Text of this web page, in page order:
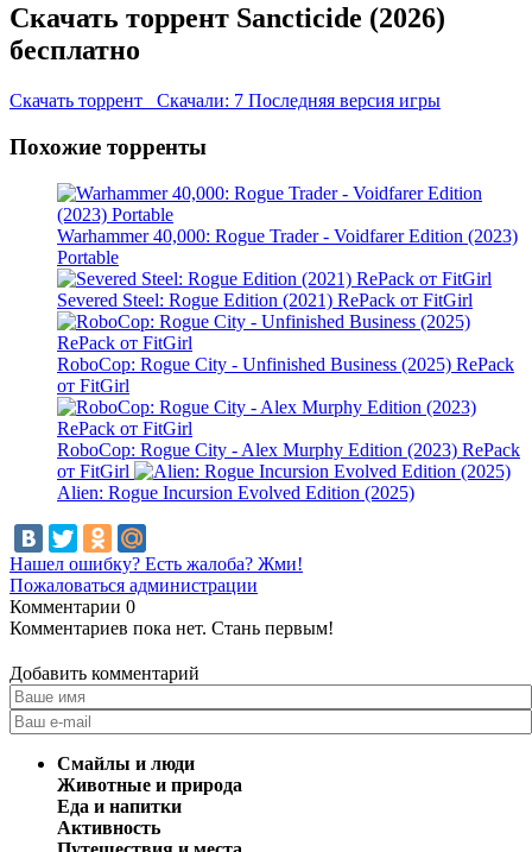
Скачать торрент Sancticide (2026)
бесплатно
Скачать торрент Скачали: 7 Последняя версия игры
Похожие торренты
Warhammer 40,000: Rogue Trader - Voidfarer Edition (2023)
Portable
Severed Steel: Rogue Edition (2021) RePack от FitGirl
RoboCop: Rogue City - Unfinished Business (2025) RePack
от FitGirl
RoboCop: Rogue City - Alex Murphy Edition (2023) RePack
от FitGirl
Alien: Rogue Incursion Evolved Edition (2025)
Нашел ошибку? Есть жалоба? Жми!
Пожаловаться администрации
Комментарии 0
Комментариев пока нет. Стань первым!
Добавить комментарий
Смайлы и люди
Животные и природа
Еда и напитки
Активность